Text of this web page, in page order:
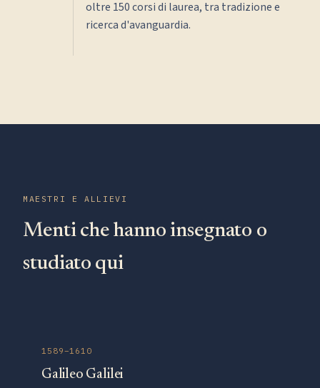
oltre 150 corsi di laurea, tra tradizione e
ricerca d'avanguardia.
MAESTRI E ALLIEVI
Menti che hanno insegnato o
studiato qui
1589–1610
Galileo Galilei